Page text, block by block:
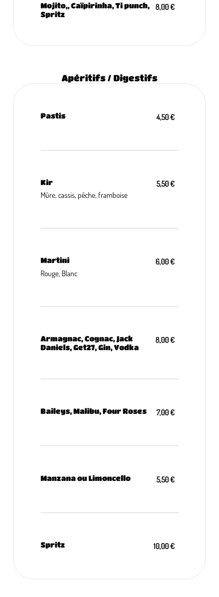
Mojito,, Caïpirinha, Ti punch,
Spritz
8,00 €
Apéritifs / Digestifs
Pastis 4,50 €
Kir
Mûre, cassis, pêche, framboise
5,50 €
Martini
Rouge, Blanc
6,00 €
Armagnac, Cognac, Jack
Daniels, Get27, Gin, Vodka
8,00 €
Baileys, Malibu, Four Roses 7,00 €
Manzana ou Limoncello 5,50 €
Spritz 10,00 €